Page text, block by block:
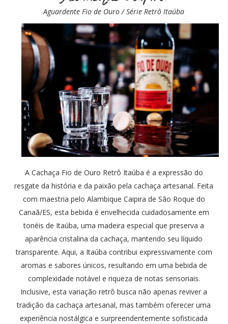
Aguardente Fio de Ouro / Série Retrô Itaúba
A Cachaça Fio de Ouro Retrô Itaúba é a expressão do
resgate da história e da paixão pela cachaça artesanal. Feita
com maestria pelo Alambique Caipira de São Roque do
Canaã/ES, esta bebida é envelhecida cuidadosamente em
tonéis de Itaúba, uma madeira especial que preserva a
aparência cristalina da cachaça, mantendo seu líquido
transparente. Aqui, a Itaúba contribui expressivamente com
aromas e sabores únicos, resultando em uma bebida de
complexidade notável e riqueza de notas sensoriais.
Inclusive, esta variação retrô busca não apenas reviver a
tradição da cachaça artesanal, mas também oferecer uma
experiência nostálgica e surpreendentemente sofisticada